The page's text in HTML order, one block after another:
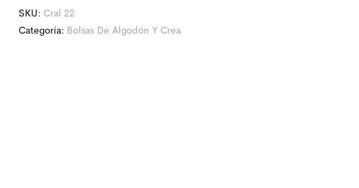
SKU: Cral 22
Categoría: Bolsas De Algodón Y Crea